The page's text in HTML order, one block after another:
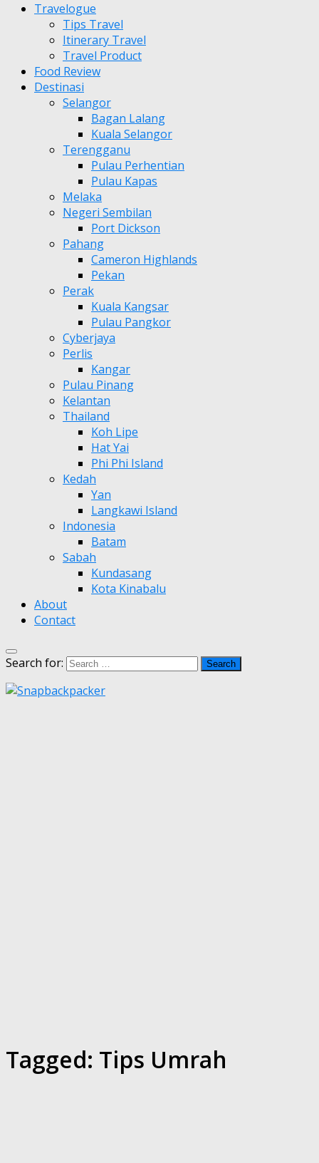
Travelogue
Tips Travel
Itinerary Travel
Travel Product
Food Review
Destinasi
Selangor
Bagan Lalang
Kuala Selangor
Terengganu
Pulau Perhentian
Pulau Kapas
Melaka
Negeri Sembilan
Port Dickson
Pahang
Cameron Highlands
Pekan
Perak
Kuala Kangsar
Pulau Pangkor
Cyberjaya
Perlis
Kangar
Pulau Pinang
Kelantan
Thailand
Koh Lipe
Hat Yai
Phi Phi Island
Kedah
Yan
Langkawi Island
Indonesia
Batam
Sabah
Kundasang
Kota Kinabalu
About
Contact
Search for:
Tagged: Tips Umrah